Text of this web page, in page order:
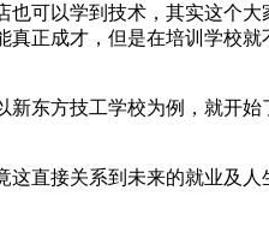
可以学到技术，其实这个
正成才，但是在培训学校
东方技工学校为例，就开
直接关系到未来的就业及人